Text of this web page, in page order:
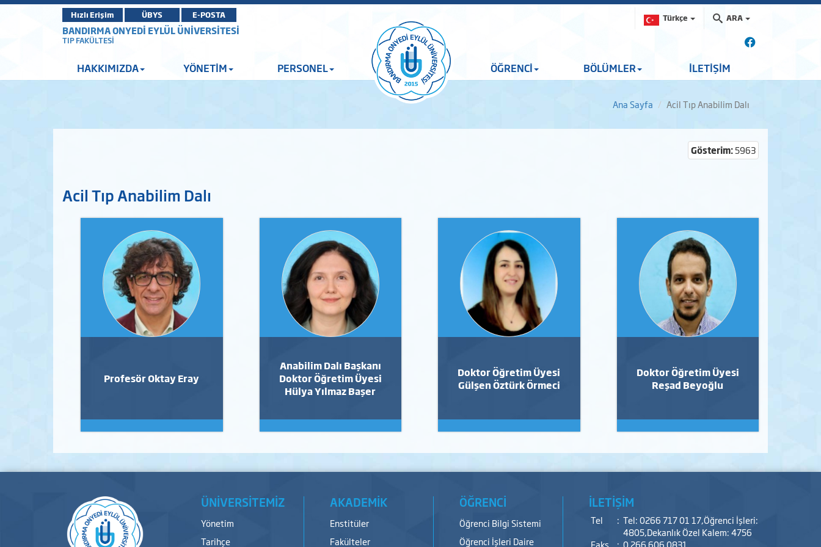
Hızlı Erişim ÜBYS E-POSTA Türkçe ARA
BANDIRMA ONYEDİ EYLÜL ÜNİVERSİTESİ
TIP FAKÜLTESİ
HAKKIMIZDA YÖNETİM PERSONEL ÖĞRENCİ BÖLÜMLER İLETİŞİM
Ana Sayfa Acil Tıp Anabilim Dalı
Gösterim:5963
Acil Tıp Anabilim Dalı
Profesör Oktay Eray
Anabilim Dalı Başkanı
Doktor Öğretim Üyesi
Hülya Yılmaz Başer
Doktor Öğretim Üyesi
Gülşen Öztürk Örmeci
Doktor Öğretim Üyesi
Reşad Beyoğlu
ÜNİVERSİTEMİZ
Yönetim
Tarihçe
AKADEMİK
Enstitüler
Fakülteler
ÖĞRENCİ
Öğrenci Bilgi Sistemi
Öğrenci İşleri Daire
İLETİŞİM
Tel : Tel: 0266 717 01 17,Öğrenci İşleri:
4805,Dekanlık Özel Kalem: 4756
Faks
: 0 266 606 0831